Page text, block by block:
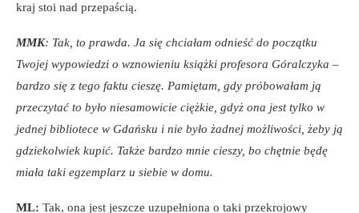
kraj stoi nad przepaścią.
MMK: Tak, to prawda. Ja się chciałam odnieść do początku
Twojej wypowiedzi o wznowieniu książki profesora Góralczyka –
bardzo się z tego faktu cieszę. Pamiętam, gdy próbowałam ją
przeczytać to było niesamowicie ciężkie, gdyż ona jest tylko w
jednej bibliotece w Gdańsku i nie było żadnej możliwości, żeby ją
gdziekolwiek kupić. Także bardzo mnie cieszy, bo chętnie będę
miała taki egzemplarz u siebie w domu.
ML: Tak, ona jest jeszcze uzupełniona o taki przekrojowy